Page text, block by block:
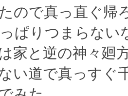
ので真っ直ぐ帰
ぱりつまらない
家と逆の神々廻
い道で真っすぐ